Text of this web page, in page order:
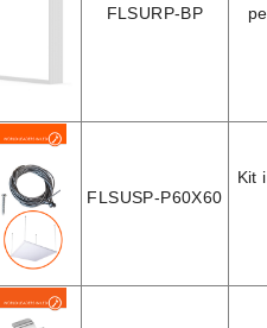
FLSURP-BP
FLSUSP-P60X60
Kit